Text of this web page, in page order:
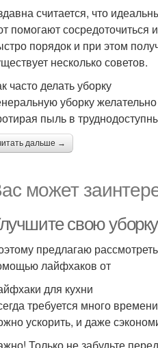
считается, что
помогают сосредоточиться
порядок и при этом
несколько советов.
часто делать уборку
уборку
пыль в
дальше →
может
свою
предлагаю
лайфхаков от
для кухни
требуется много
ускорить, и даже